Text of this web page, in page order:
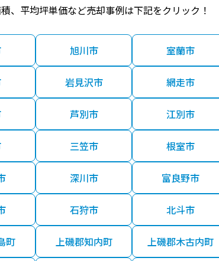
、平均坪単価など売却事例は下記をクリック！
旭川市 室蘭市
岩見沢市 網走市
芦別市 江別市
三笠市 根室市
深川市 富良野市
石狩市 北斗市
町 上磯郡知内町 上磯郡木古内町